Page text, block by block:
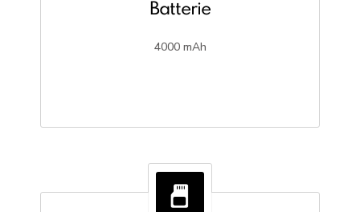
Batterie
4000 mAh